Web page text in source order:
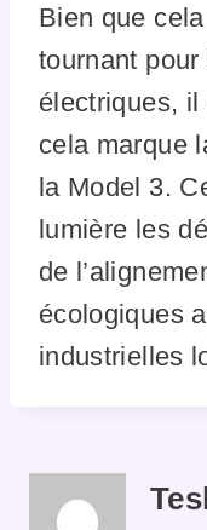
Bien que
tournant
électriques, il
cela marque
la Model 3.
lumière les
de
écologiques
industrielles